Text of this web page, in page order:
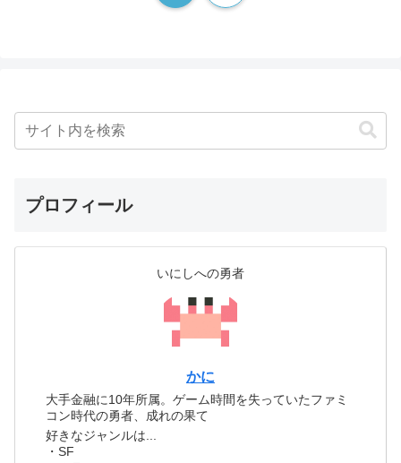
プロフィール
いにしへの勇者
かに
大手金融に10年所属。ゲーム時間を失っていたファミ
コン時代の勇者、成れの果て
好きなジャンルは...
・SF